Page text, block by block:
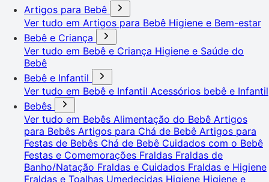
Artigos para Bebê
Ver tudo em Artigos para Bebê Higiene e Bem-estar
Bebê e Criança
Ver tudo em Bebê e Criança Higiene e Saúde do
Bebê
Bebê e Infantil
Ver tudo em Bebê e Infantil Acessórios bebê e Infantil
Bebês
Ver tudo em Bebês Alimentação do Bebê Artigos
para Bebês Artigos para Chá de Bebê Artigos para
Festas de Bebês Chá de Bebê Cuidados com o Bebê
Festas e Comemorações Fraldas Fraldas de
Banho/Natação Fraldas e Cuidados Fraldas e Higiene
Fraldas e Toalhas Umedecidas Higiene Higiene e